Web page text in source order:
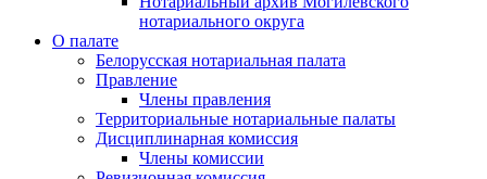
нотариального округа
О палате
Белорусская нотариальная палата
Правление
Члены правления
Территориальные нотариальные палаты
Дисциплинарная комиссия
Члены комиссии